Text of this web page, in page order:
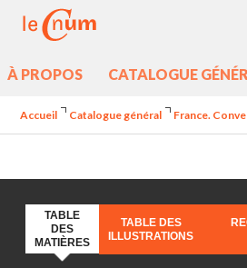
À PROPOS CATALOGUE
Accueil Catalogue général France.
TABLE
DES
MATIÈRES
TABLE DES
ILLUSTRATIONS